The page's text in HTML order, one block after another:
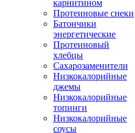
карнитином
Протеиновые снеки
Батончики
энергетические
Протеиновый
хлебцы
Сахарозаменители
Низкокалорийные
джемы
Низкокалорийные
топинги
Низкокалорийные
соусы